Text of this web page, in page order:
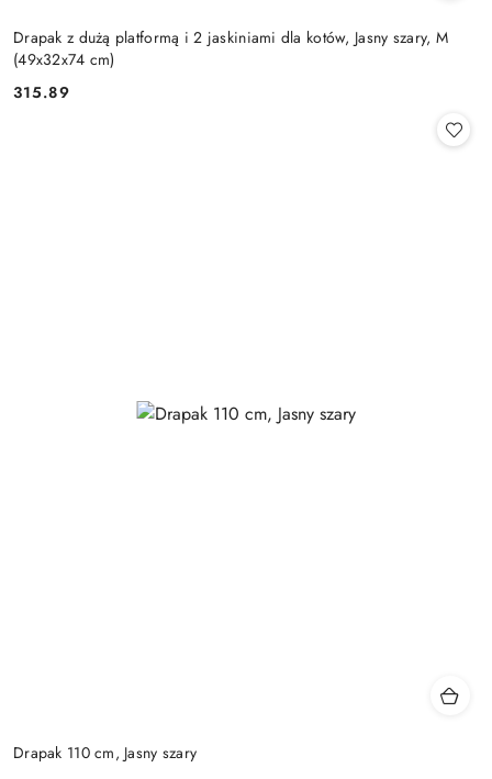
Drapak z dużą platformą i 2 jaskiniami dla kotów, Jasny szary, M
(49x32x74 cm)
Cena:
315.89
Drapak 110 cm, Jasny szary